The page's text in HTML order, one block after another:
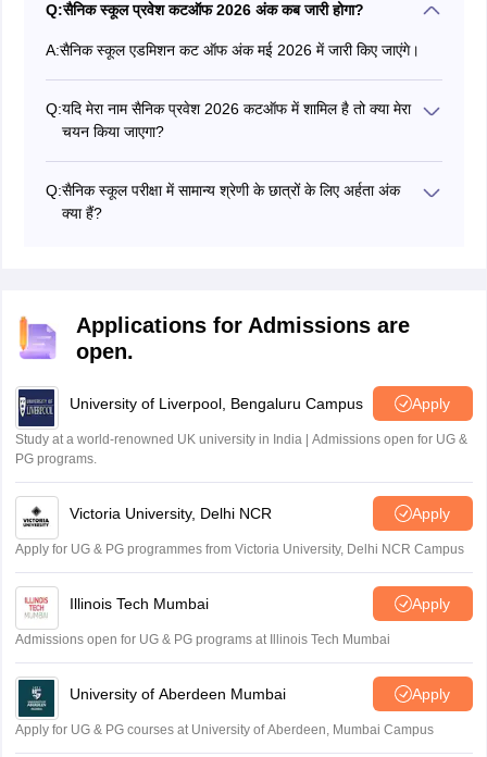
Q:सैनिक स्कूल प्रवेश कटऑफ 2026 अंक कब जारी होगा?
A:सैनिक स्कूल एडमिशन कट ऑफ अंक मई 2026 में जारी किए जाएंगे।
Q:यदि मेरा नाम सैनिक प्रवेश 2026 कटऑफ में शामिल है तो क्या मेरा
चयन किया जाएगा?
मेडिकल परीक्षा के लिए उपस्थित होना होगा।
Q:सैनिक स्कूल परीक्षा में सामान्य श्रेणी के छात्रों के लिए अर्हता अंक
क्या हैं?
Applications for Admissions are
open.
University of Liverpool, Bengaluru Campus Apply
Study at a world-renowned UK university in India | Admissions open for UG &
PG programs.
Victoria University, Delhi NCR Apply
Apply for UG & PG programmes from Victoria University, Delhi NCR Campus
Illinois Tech Mumbai Apply
Admissions open for UG & PG programs at Illinois Tech Mumbai
University of Aberdeen Mumbai Apply
Apply for UG & PG courses at University of Aberdeen, Mumbai Campus